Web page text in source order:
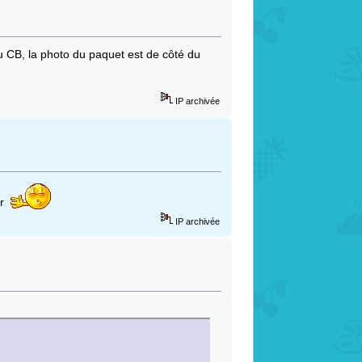
la photo du paquet est de côté du
IP archivée
IP archivée